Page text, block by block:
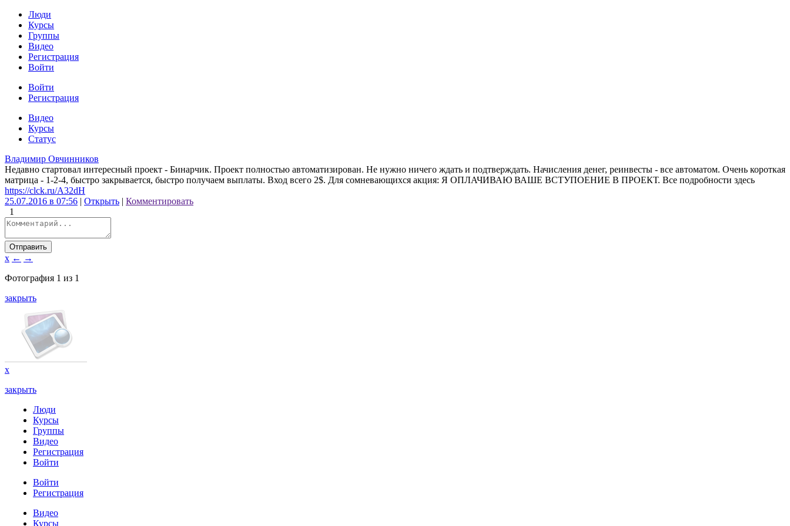
Люди
Курсы
Группы
Видео
Регистрация
Войти
Войти
Регистрация
Видео
Курсы
Статус
Владимир Овчинников
Недавно стартовал интересный проект - Бинарчик. Проект полностью автоматизирован. Не нужно ничего ждать и подтверждать. Начисления денег, реинвесты - все автоматом. Очень короткая
матрица - 1-2-4, быстро закрывается, быстро получаем выплаты. Вход всего 2$. Для сомневающихся акция: Я ОПЛАЧИВАЮ ВАШЕ ВСТУПОЕНИЕ В ПРОЕКТ. Все подробности здесь
https://clck.ru/A32dH
25.07.2016 в 07:56 | Открыть | Комментировать
1
Отправить
x ← →
Фотография 1 из 1
закрыть
x
закрыть